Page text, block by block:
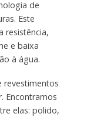
de
Este
resistência,
e baixa
à água.
revestimentos
Encontramos
elas: polido,